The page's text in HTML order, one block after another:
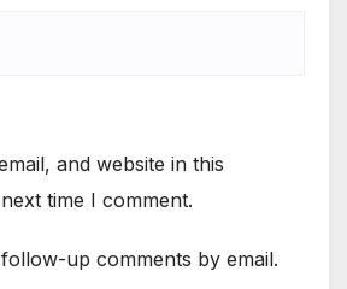
and website in this
time I comment.
up comments by email.